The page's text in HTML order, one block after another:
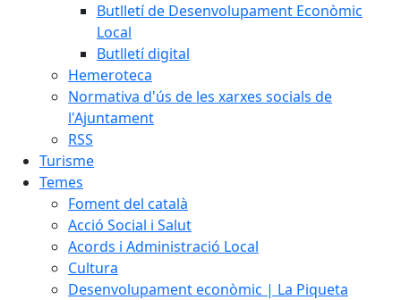
Butlletí de Desenvolupament Econòmic
Local
Butlletí digital
Hemeroteca
Normativa d'ús de les xarxes socials de
l'Ajuntament
RSS
Turisme
Temes
Foment del català
Acció Social i Salut
Acords i Administració Local
Cultura
Desenvolupament econòmic | La Piqueta